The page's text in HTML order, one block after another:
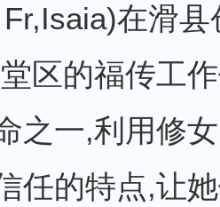
在滑
区的福传工
之一,利用修
任的特点,让